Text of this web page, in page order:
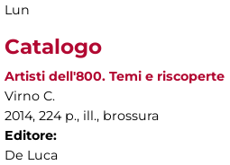
Lun
Catalogo
Artisti dell'800. Temi e riscoperte
Virno C.
2014, 224 p., ill., brossura
Editore:
De Luca